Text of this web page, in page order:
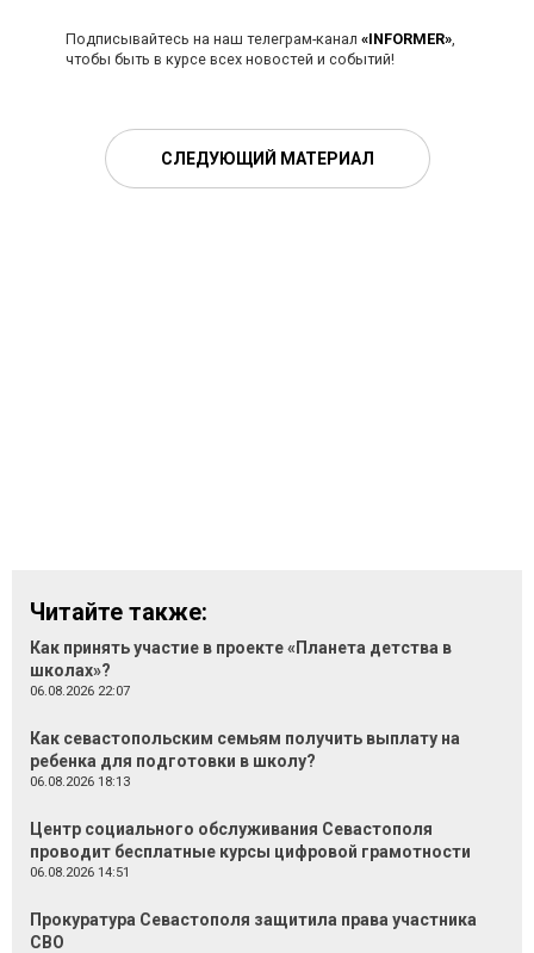
Подписывайтесь на наш телеграм-канал «INFORMER»,
чтобы быть в курсе всех новостей и событий!
СЛЕДУЮЩИЙ МАТЕРИАЛ
Читайте также:
Как принять участие в проекте «Планета детства в
школах»?
06.08.2026 22:07
Как севастопольским семьям получить выплату на
ребенка для подготовки в школу?
06.08.2026 18:13
Центр социального обслуживания Севастополя
проводит бесплатные курсы цифровой грамотности
06.08.2026 14:51
Прокуратура Севастополя защитила права участника
СВО